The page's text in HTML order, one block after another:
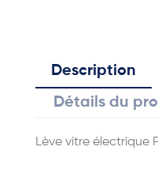
Description
Détails du
Lève vitre électrique